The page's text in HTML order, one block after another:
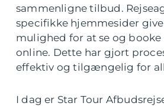
sammenligne tilbud.
specifikke hjemmesider
mulighed for at se og booke
online. Dette har gjort
effektiv og tilgængelig for
I dag er Star Tour